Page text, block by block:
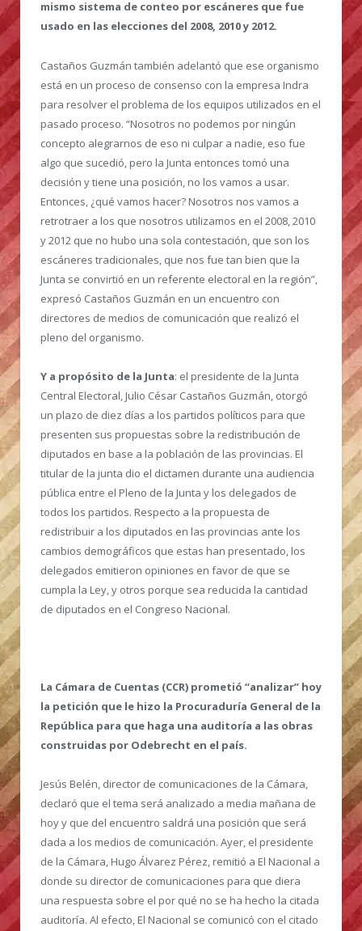
mismo sistema de conteo por escáneres que fue
usado en las elecciones del 2008, 2010 y 2012.
Castaños Guzmán también adelantó que ese organismo
está en un proceso de consenso con la empresa Indra
para resolver el problema de los equipos utilizados en el
pasado proceso. “Nosotros no podemos por ningún
concepto alegrarnos de eso ni culpar a nadie, eso fue
algo que sucedió, pero la Junta entonces tomó una
decisión y tiene una posición, no los vamos a usar.
Entonces, ¿qué vamos hacer? Nosotros nos vamos a
retrotraer a los que nosotros utilizamos en el 2008, 2010
y 2012 que no hubo una sola contestación, que son los
escáneres tradicionales, que nos fue tan bien que la
Junta se convirtió en un referente electoral en la región”,
expresó Castaños Guzmán en un encuentro con
directores de medios de comunicación que realizó el
pleno del organismo.
Y a propósito de la Junta: el presidente de la Junta
Central Electoral, Julio César Castaños Guzmán, otorgó
un plazo de diez días a los partidos políticos para que
presenten sus propuestas sobre la redistribución de
diputados en base a la población de las provincias. El
titular de la junta dio el dictamen durante una audiencia
pública entre el Pleno de la Junta y los delegados de
todos los partidos. Respecto a la propuesta de
redistribuir a los diputados en las provincias ante los
cambios demográficos que estas han presentado, los
delegados emitieron opiniones en favor de que se
cumpla la Ley, y otros porque sea reducida la cantidad
de diputados en el Congreso Nacional.
La Cámara de Cuentas (CCR) prometió “analizar” hoy
la petición que le hizo la Procuraduría General de la
República para que haga una auditoría a las obras
construidas por Odebrecht en el país.
Jesús Belén, director de comunicaciones de la Cámara,
declaró que el tema será analizado a media mañana de
hoy y que del encuentro saldrá una posición que será
dada a los medios de comunicación. Ayer, el presidente
de la Cámara, Hugo Álvarez Pérez, remitió a El Nacional a
donde su director de comunicaciones para que diera
una respuesta sobre el por qué no se ha hecho la citada
auditoría. Al efecto, El Nacional se comunicó con el citado